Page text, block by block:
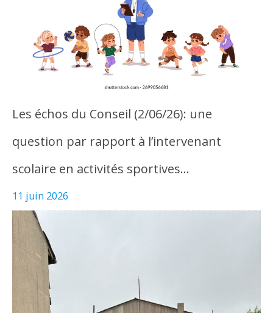
Les échos du Conseil (2/06/26): une
question par rapport à l’intervenant
scolaire en activités sportives…
11 juin 2026